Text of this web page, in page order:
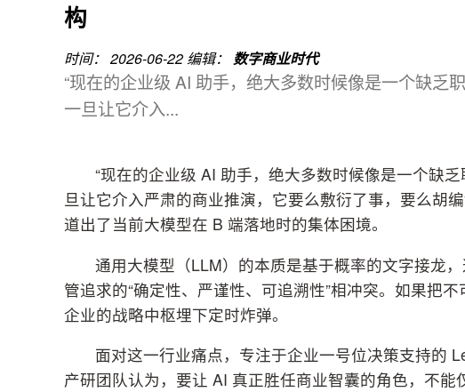
构
时间： 2026-06-22编辑： 数字商业时代
“现在的企业级 AI 助手，绝大多数时候像是一个缺乏
一旦让它介入...
“现在的企业级 AI 助手，绝大多数时候像是一个缺
旦让它介入严肃的商业推演，它要么敷衍了事，要么胡
道出了当前大模型在 B 端落地时的集体困境。
通用大模型（LLM）的本质是基于概率的文字接龙
管追求的“确定性、严谨性、可追溯性”相冲突。如果把
企业的战略中枢埋下定时炸弹。
面对这一行业痛点，专注于企业一号位决策支持的
产研团队认为，要让 AI 真正胜任商业智囊的角色，不